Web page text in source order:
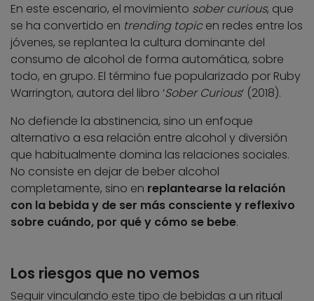
En este escenario, el movimiento sober curious, que
se ha convertido en trending topicen redes entre los
jóvenes, se replantea la cultura dominante del
consumo de alcohol de forma automática, sobre
todo, en grupo. El término fue popularizado por Ruby
Warrington, autora del libro ‘Sober Curious‘ (2018).
No defiende la abstinencia, sino un enfoque
alternativo a esa relación entre alcohol y diversión
que habitualmente domina las relaciones sociales.
No consiste en dejar de beber alcohol
completamente, sino en replantearse la relación
con la bebida y de ser más consciente y reflexivo
sobre cuándo, por qué y cómo se bebe.
Los riesgos que no vemos
Seguir vinculando este tipo de bebidas a un ritual